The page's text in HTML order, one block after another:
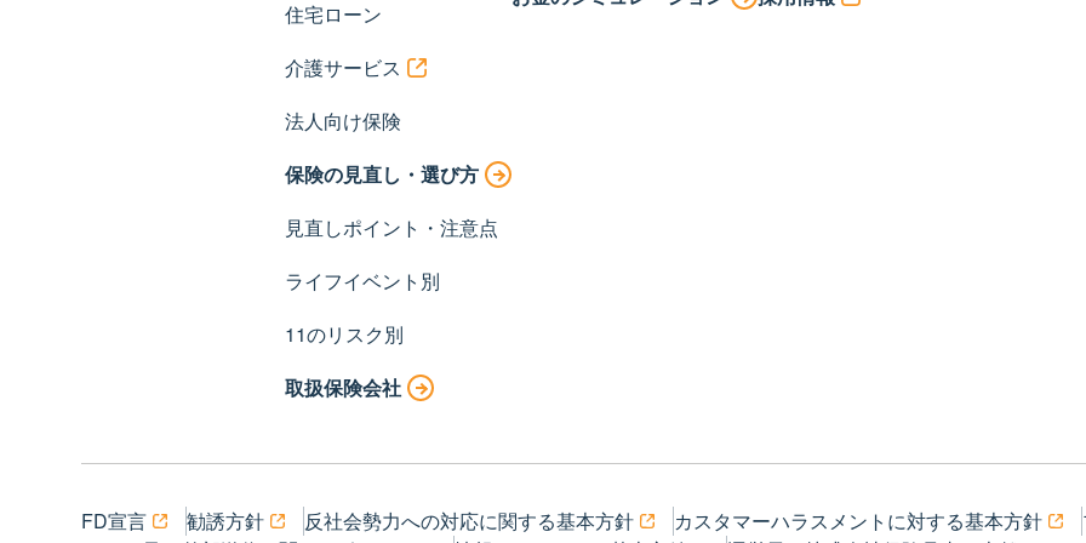
住宅ローン
介護サービス
法人向け保険
保険の見直し・選び方
見直しポイント・注意点
ライフイベント別
11のリスク別
取扱保険会社
FD宣言 勧誘方針 反社会勢力への対応に関する基本方針 カスタマーハラスメントに対する基本方針